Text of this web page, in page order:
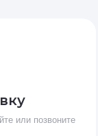
или позвоните